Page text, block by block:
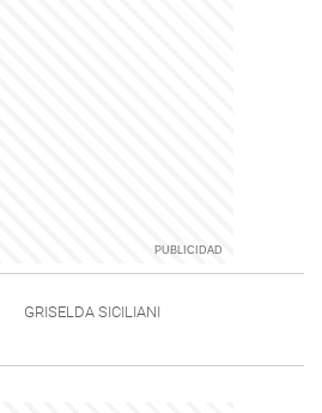
GRISELDA SICILIANI